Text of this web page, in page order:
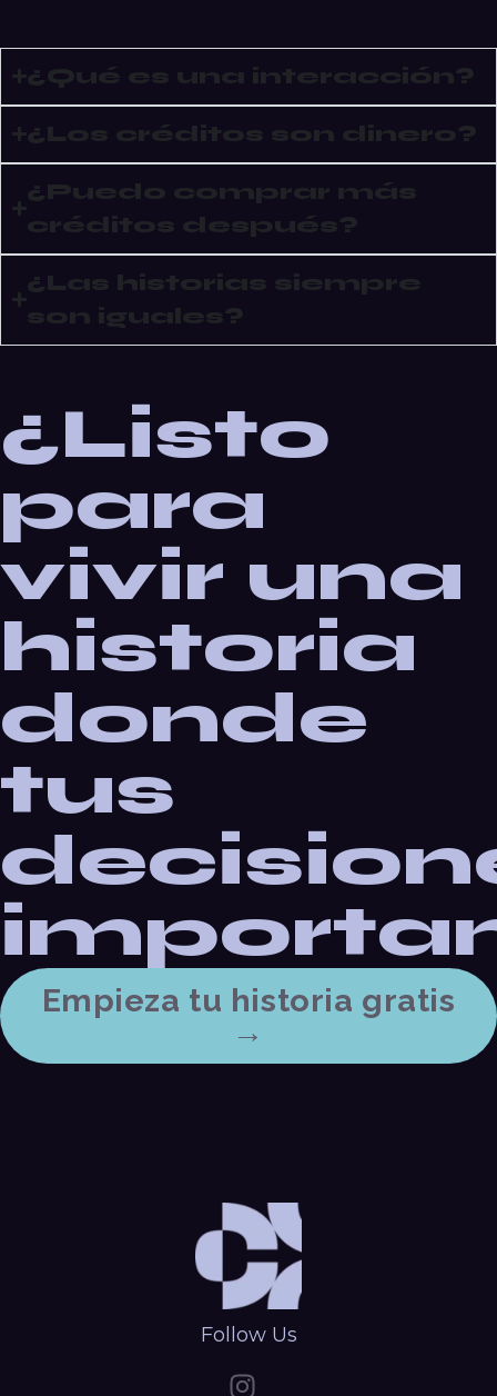
¿Qué es una interacción?
¿Los créditos son dinero?
¿Puedo comprar más
créditos después?
¿Las historias siempre
son iguales?
¿Listo
para
vivir una
historia
donde
tus
Empieza tu historia gratis
→
Follow Us